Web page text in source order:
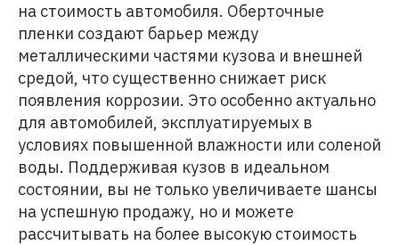
на стоимость автомобиля. Оберточные
пленки создают барьер между
металлическими частями кузова и внешней
средой, что существенно снижает риск
появления коррозии. Это особенно актуально
для автомобилей, эксплуатируемых в
условиях повышенной влажности или соленой
воды. Поддерживая кузов в идеальном
состоянии, вы не только увеличиваете шансы
на успешную продажу, но и можете
рассчитывать на более высокую стоимость